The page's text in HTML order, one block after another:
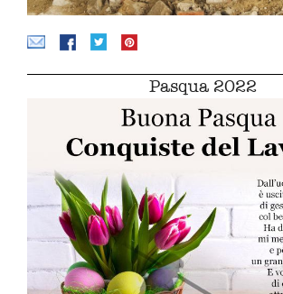
Pasqua 2022